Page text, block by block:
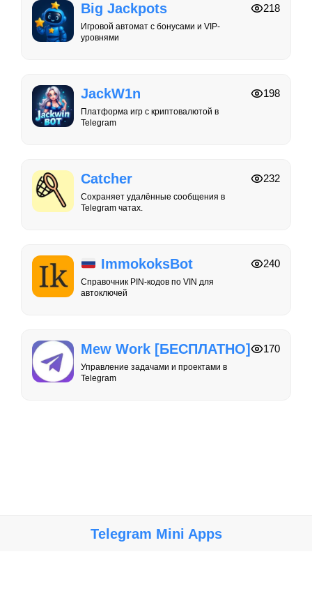
Big Jackpots
Игровой автомат с бонусами и VIP-
уровнями
218
JackW1n
Платформа игр с криптовалютой в
Telegram
198
Catcher
Сохраняет удалённые сообщения в
Telegram чатах.
232
ImmokoksBot
Справочник PIN-кодов по VIN для
автоключей
240
Mew Work [БЕСПЛАТНО]
Управление задачами и проектами в
Telegram
170
Telegram Mini Apps